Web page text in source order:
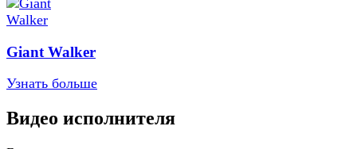
Giant Walker
Узнать больше
Видео исполнителя